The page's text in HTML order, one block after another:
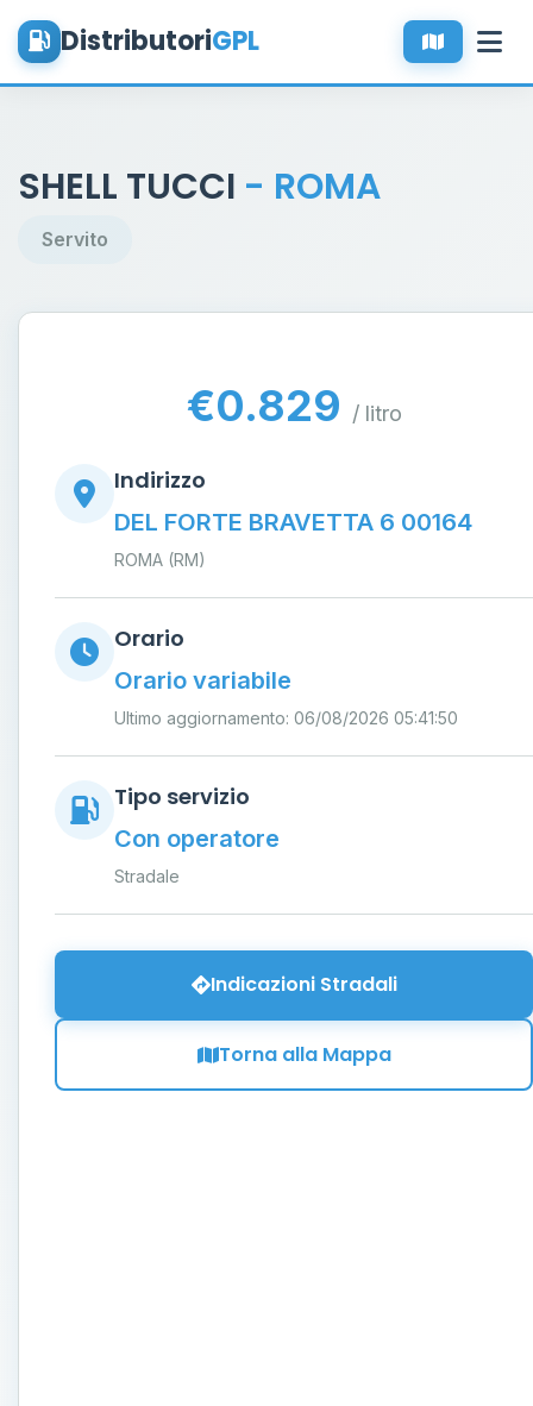
DistributoriGPL
SHELL TUCCI - ROMA
Servito
€0.829 / litro
Indirizzo
DEL FORTE BRAVETTA 6 00164
ROMA (RM)
Orario
Orario variabile
Ultimo aggiornamento: 06/08/2026 05:41:50
Tipo servizio
Con operatore
Stradale
Indicazioni Stradali
Torna alla Mappa